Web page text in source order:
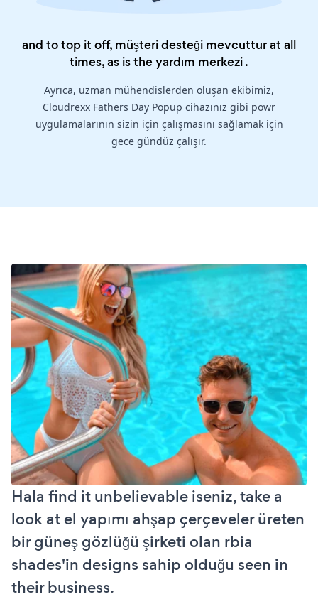
and to top it off, müşteri desteği mevcuttur at all
times, as is theyardım merkezi.
Ayrıca, uzman mühendislerden oluşan ekibimiz,
Cloudrexx Fathers Day Popup cihazınız gibi powr
uygulamalarının sizin için çalışmasını sağlamak için
gece gündüz çalışır.
Hala find it unbelievable iseniz, take a
look at el yapımı ahşap çerçeveler üreten
bir güneş gözlüğü şirketi olan rbia
shades'in designs sahip olduğu seen in
their business.